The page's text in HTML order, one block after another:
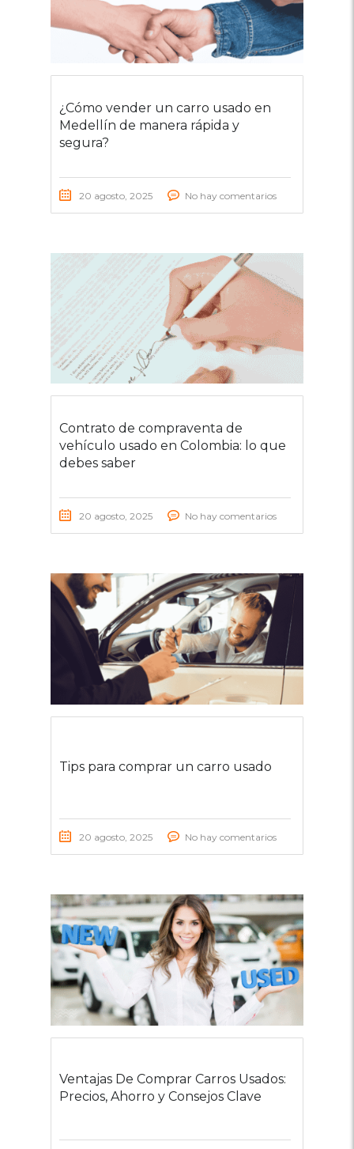
¿Cómo vender un carro usado en
Medellín de manera rápida y
segura?
20 agosto, 2025 No hay comentarios
Contrato de compraventa de
vehículo usado en Colombia: lo que
debes saber
20 agosto, 2025 No hay comentarios
Tips para comprar un carro usado
20 agosto, 2025 No hay comentarios
Ventajas De Comprar Carros Usados:
Precios, Ahorro y Consejos Clave